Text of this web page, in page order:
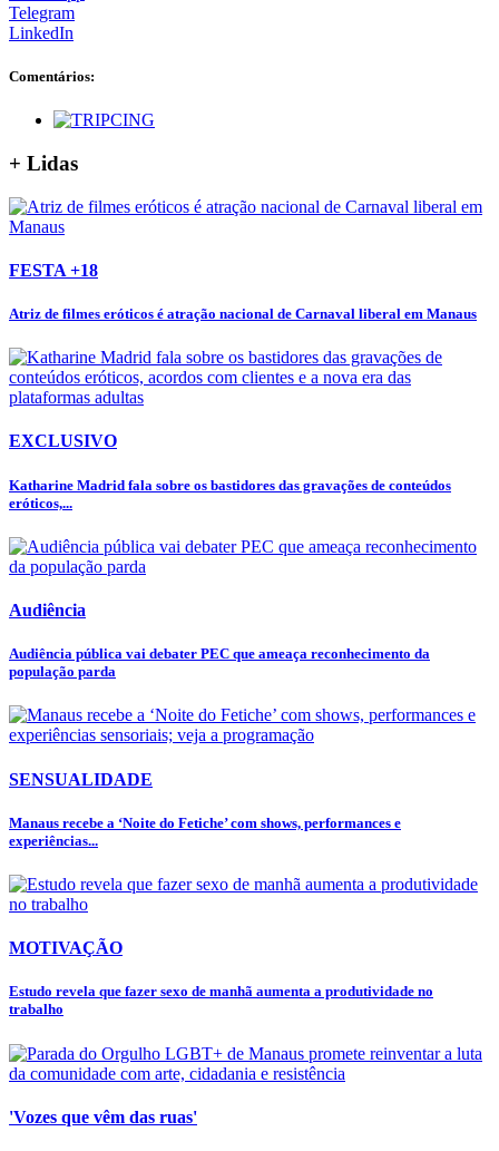
Telegram
LinkedIn
Comentários:
+ Lidas
FESTA +18
Atriz de filmes eróticos é atração nacional de Carnaval liberal em Manaus
EXCLUSIVO
Katharine Madrid fala sobre os bastidores das gravações de conteúdos
eróticos,...
Audiência
Audiência pública vai debater PEC que ameaça reconhecimento da
população parda
SENSUALIDADE
Manaus recebe a ‘Noite do Fetiche’ com shows, performances e
experiências...
MOTIVAÇÃO
Estudo revela que fazer sexo de manhã aumenta a produtividade no
trabalho
'Vozes que vêm das ruas'